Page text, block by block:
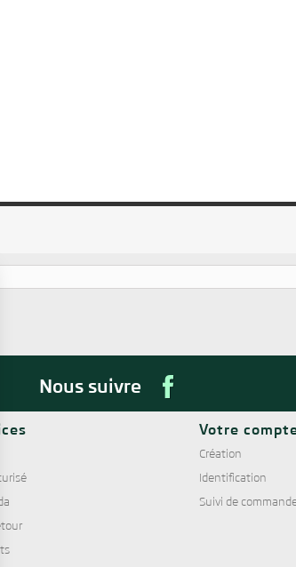
Nous suivre
Votre
Création
Identification
Suivi de